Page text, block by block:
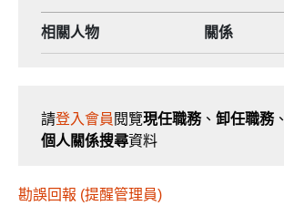
相關人物 關係
請登入會員 閱覽現任職務、 卸任職務、
個人關係搜尋資料
勘誤回報 (提醒管理員)